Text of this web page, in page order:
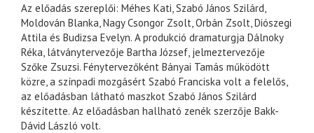
Az előadás szereplői: Méhes Kati, Szabó János Szilárd,
Moldován Blanka, Nagy Csongor Zsolt, Orbán Zsolt, Diószegi
Attila és Budizsa Evelyn. A produkció dramaturgja Dálnoky
Réka, látványtervezője Bartha József, jelmeztervezője
Szőke Zsuzsi. Fénytervezőként Bányai Tamás működött
közre, a színpadi mozgásért Szabó Franciska volt a felelős,
az előadásban látható maszkot Szabó János Szilárd
készítette. Az előadásban hallható zenék szerzője Bakk-
Dávid László volt.